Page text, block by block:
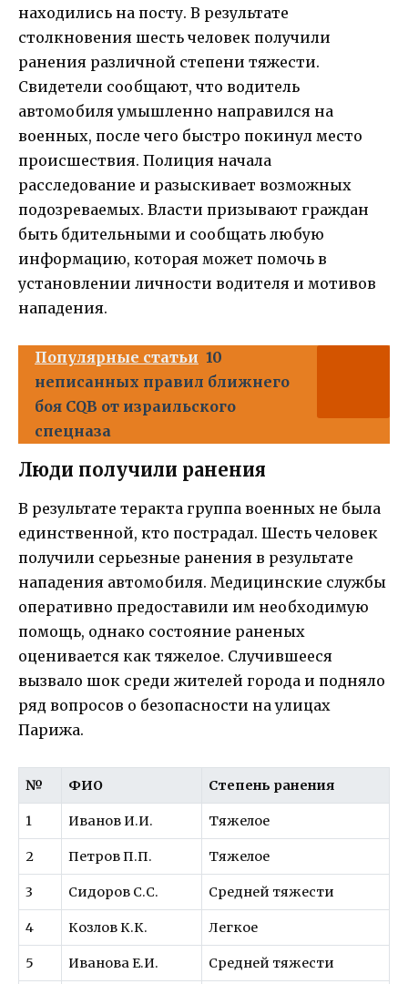
находились на посту. В результате
столкновения шесть человек получили
ранения различной степени тяжести.
Свидетели сообщают, что водитель
автомобиля умышленно направился на
военных, после чего быстро покинул место
происшествия. Полиция начала
расследование и разыскивает возможных
подозреваемых. Власти призывают граждан
быть бдительными и сообщать любую
информацию, которая может помочь в
установлении личности водителя и мотивов
нападения.
Популярные статьи 10
неписанных правил ближнего
боя CQB от израильского
спецназа
Люди получили ранения
В результате теракта группа военных не была
единственной, кто пострадал. Шесть человек
получили серьезные ранения в результате
нападения автомобиля. Медицинские службы
оперативно предоставили им необходимую
помощь, однако состояние раненых
оценивается как тяжелое. Случившееся
вызвало шок среди жителей города и подняло
ряд вопросов о безопасности на улицах
Парижа.
№ ФИО Степень ранения
1 Иванов И.И. Тяжелое
2 Петров П.П. Тяжелое
3 Сидоров С.С. Средней тяжести
4 Козлов К.К. Легкое
5 Иванова Е.И. Средней тяжести